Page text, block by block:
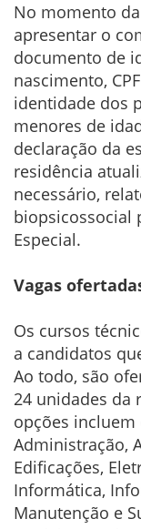
No momento
apresentar o
documento de
nascimento,
identidade dos
menores de
declaração da
residência
necessário,
biopsicossocial
Especial.
Vagas
Os cursos
a candidatos
Ao todo, são
24 unidades da
opções incluem
Administração,
Edificações,
Informática,
Manutenção e